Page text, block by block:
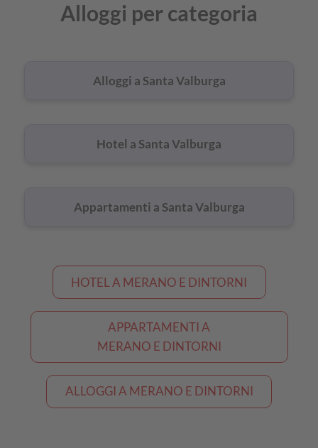
Alloggi per categoria
Alloggi a Santa Valburga
Hotel a Santa Valburga
Appartamenti a Santa Valburga
HOTEL A MERANO E DINTORNI
APPARTAMENTI A
MERANO E DINTORNI
ALLOGGI A MERANO E DINTORNI